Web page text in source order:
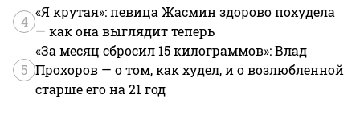
4
«Я крутая»: певица Жасмин здорово похудела
— как она выглядит теперь
5
«За месяц сбросил 15 килограммов»: Влад
Прохоров — о том, как худел, и о возлюбленной
старше его на 21 год